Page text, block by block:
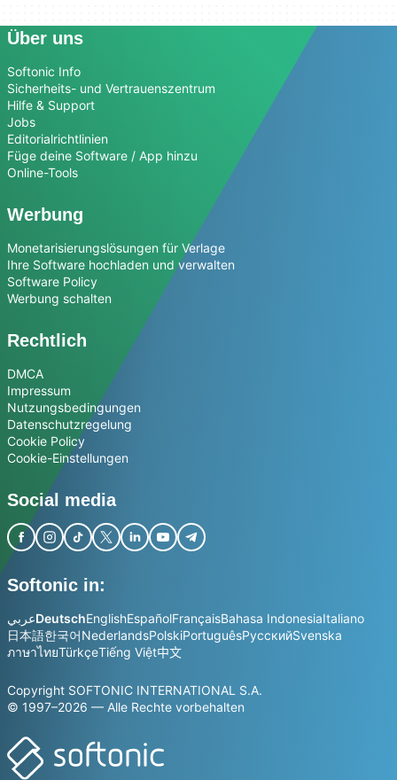
Über uns
Softonic Info
Sicherheits- und Vertrauenszentrum
Hilfe & Support
Jobs
Editorialrichtlinien
Füge deine Software / App hinzu
Online-Tools
Werbung
Monetarisierungslösungen für Verlage
Ihre Software hochladen und verwalten
Software Policy
Werbung schalten
Rechtlich
DMCA
Impressum
Nutzungsbedingungen
Datenschutzregelung
Cookie Policy
Cookie-Einstellungen
Social media
Softonic in:
عربيDeutschEnglishEspañolFrançaisBahasa IndonesiaItaliano
日本語한국어NederlandsPolskiPortuguêsРусскийSvenska
ภาษาไทยTürkçeTiếng Việt中文
Copyright SOFTONIC INTERNATIONAL S.A.
© 1997–2026 — Alle Rechte vorbehalten